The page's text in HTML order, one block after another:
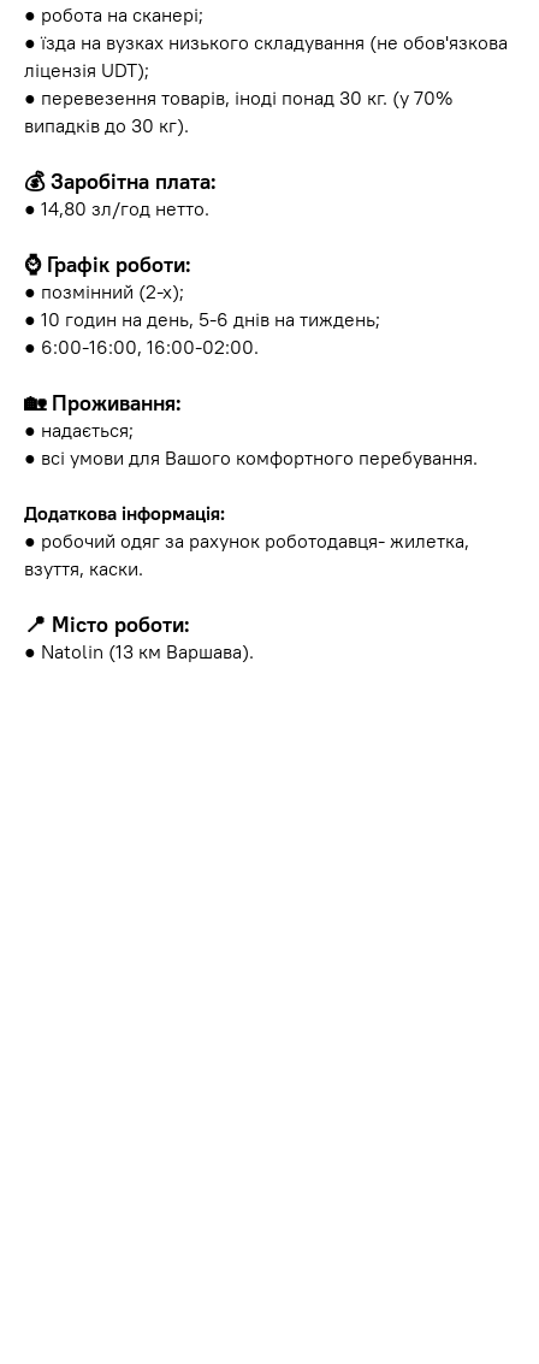
● робота на сканері;
● їзда на вузках низького складування (не обов'язкова
ліцензія UDT);
● перевезення товарів, іноді понад 30 кг. (у 70%
випадків до 30 кг).
💰 Заробітна плата:
● 14,80 зл/год нетто.
⌚️ Графік роботи:
● позмінний (2-х);
● 10 годин на день, 5-6 днів на тиждень;
● 6:00-16:00, 16:00-02:00.
🏡 Проживання:
● надається;
● всі умови для Вашого комфортного перебування.
Додаткова інформація:
● робочий одяг за рахунок роботодавця- жилетка,
взуття, каски.
📍 Місто роботи:
● Natolin (13 км Варшава).